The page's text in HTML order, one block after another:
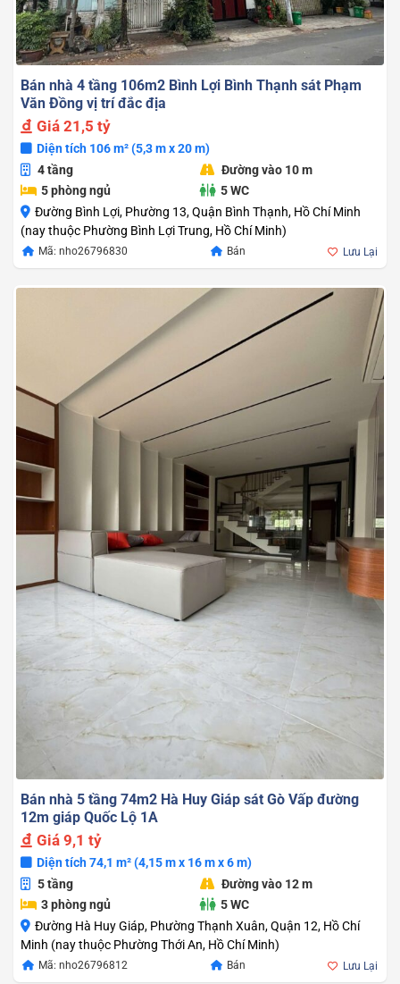
Bán nhà 4 tầng 106m2 Bình Lợi Bình Thạnh sát Phạm
Văn Đồng vị trí đắc địa
Giá 21,5 tỷ
Diện tích 106 m² (5,3 m x 20 m)
4 tầng
Đường vào 10 m
5 phòng ngủ
5 WC
Đường Bình Lợi, Phường 13, Quận Bình Thạnh, Hồ Chí Minh
(nay thuộc Phường Bình Lợi Trung, Hồ Chí Minh)
Mã: nho26796830 Bán Lưu Lại
Bán nhà 5 tầng 74m2 Hà Huy Giáp sát Gò Vấp đường
12m giáp Quốc Lộ 1A
Giá 9,1 tỷ
Diện tích 74,1 m² (4,15 m x 16 m x 6 m)
5 tầng
Đường vào 12 m
3 phòng ngủ
5 WC
Đường Hà Huy Giáp, Phường Thạnh Xuân, Quận 12, Hồ Chí
Minh (nay thuộc Phường Thới An, Hồ Chí Minh)
Mã: nho26796812 Bán Lưu Lại